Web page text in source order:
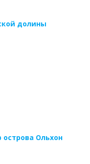
долины
острова Ольхон